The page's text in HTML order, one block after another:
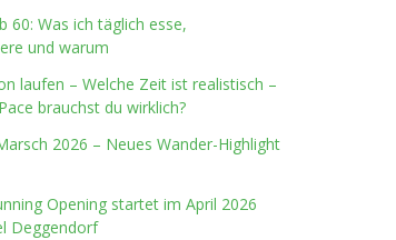
60: Was ich täglich esse,
und warum
laufen – Welche Zeit ist realistisch –
brauchst du wirklich?
2026 – Neues Wander-Highlight
Opening startet im April 2026
Deggendorf